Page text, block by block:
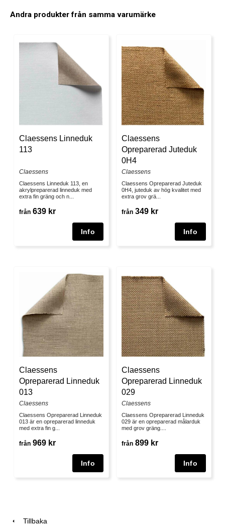
Andra produkter från samma varumärke
Claessens Linneduk
113
Claessens
Claessens Linneduk 113, en
akrylpreparerad linneduk med
extra fin gräng och n...
från 639 kr
Claessens
Opreparerad Juteduk
0H4
Claessens
Claessens Opreparerad Juteduk
0H4, juteduk av hög kvalitet med
extra grov grä...
från 349 kr
Claessens
Opreparerad Linneduk
013
Claessens
Claessens Opreparerad Linneduk
013 är en opreparerad linneduk
med extra fin g...
från 969 kr
Claessens
Opreparerad Linneduk
029
Claessens
Claessens Opreparerad Linneduk
029 är en opreparerad målarduk
med grov gräng....
från 899 kr
Tillbaka